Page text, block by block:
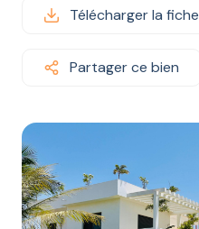
BIENS
VENTE
À LA
LOCATION
CONSTRUCTION
ESTIMATION
Télécharger la fiche
Partager ce bien